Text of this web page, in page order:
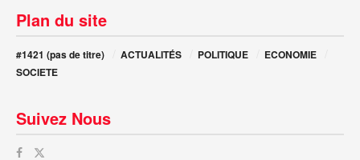
Plan du site
#1421 (pas de titre) ACTUALITÉS POLITIQUE
ECONOMIE
SOCIETE
Suivez Nous